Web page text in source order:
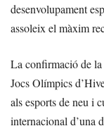
desenvolupament
assoleix el màxim
La confirmació de
Jocs Olímpics
als esports de neu i
internacional d’una